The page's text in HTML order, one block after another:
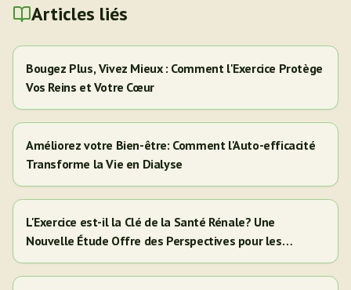
Articles liés
Bougez Plus, Vivez Mieux : Comment l'Exercice Protège
Vos Reins et Votre Cœur
Améliorez votre Bien-être: Comment l'Auto-efficacité
Transforme la Vie en Dialyse
L'Exercice est-il la Clé de la Santé Rénale? Une
Nouvelle Étude Offre des Perspectives pour les
Adultes Hispaniques/Latinos